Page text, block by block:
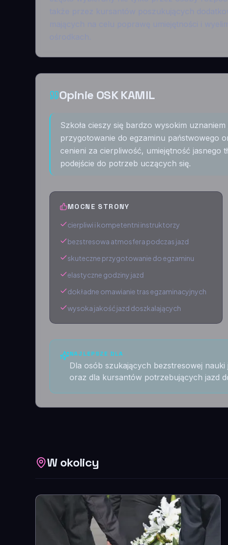
Opinie OSK KAMIL
Szkoła cieszy się bardzo wysokim
przygotowanie do egzaminu państwowego
cenieni za cierpliwość, umiejętność jasnego
podejście do potrzeb uczących się.
MOCNE STRONY
cierpliwi i kompetentni instruktorzy
bezstresowa atmosfera podczas jazd
skuteczne przygotowanie do egzaminu
elastyczne godziny jazd
dokładne omawianie tras egzaminacyjnych
wysoka jakość jazd doszkalających
NAJLEPSZE DLA
Dla osób szukających bezstresowej
oraz dla kursantów potrzebujących jazd
W okolicy